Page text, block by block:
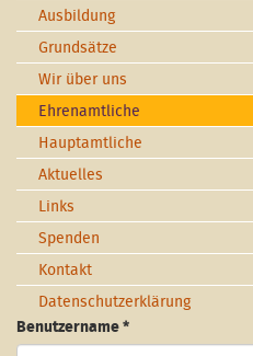
Ausbildung
Grundsätze
Wir über uns
Ehrenamtliche
Hauptamtliche
Aktuelles
Links
Spenden
Kontakt
Datenschutzerklärung
Benutzername *